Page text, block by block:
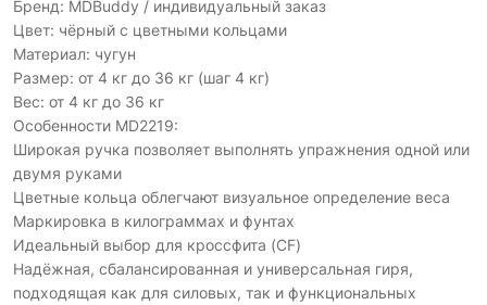
Бренд: MDBuddy / индивидуальный заказ
Цвет: чёрный с цветными кольцами
Материал: чугун
Размер: от 4 кг до 36 кг (шаг 4 кг)
Вес: от 4 кг до 36 кг
Особенности MD2219:
Широкая ручка позволяет выполнять упражнения одной или
двумя руками
Цветные кольца облегчают визуальное определение веса
Маркировка в килограммах и фунтах
Идеальный выбор для кроссфита (CF)
Надёжная, сбалансированная и универсальная гиря,
подходящая как для силовых, так и функциональных